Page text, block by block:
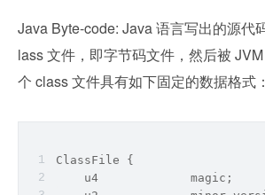
Java Byte-code: Java 语言写出的源代
lass 文件，即字节码文件，然后被
个 class 文件具有如下固定的数据格式：
ClassFile {
u4